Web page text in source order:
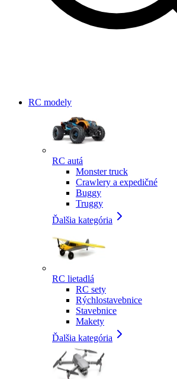
RC modely
RC autá
Monster truck
Crawlery a expedičné
Buggy
Truggy
Ďalšia kategória
RC lietadlá
RC sety
Rýchlostavebnice
Stavebnice
Makety
Ďalšia kategória